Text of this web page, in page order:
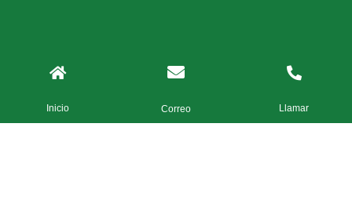
Inicio Correo Llamar